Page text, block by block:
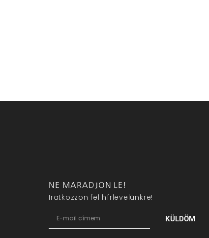
NE MARADJON LE!
Iratkozzon fel hírlevelünkre!
KÜLDÖM